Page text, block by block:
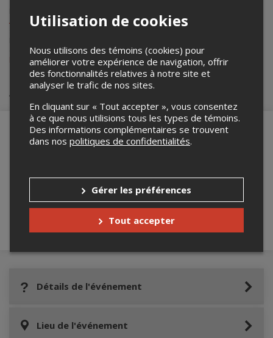
AWE
dans le cadre de l’affichage en ligne et la vente de billets pour
contacter l’organisateur de l’événement,Les Promotions AWE
lutteawe@hotmail.com.
Achat de billets
Détails de l'événement
Lieu de l'événement
Utilisation de cookies
Nous utilisons des témoins (cookies) pour
améliorer votre expérience de navigation, offrir
des fonctionnalités relatives à notre site et
analyser le trafic de nos sites.
En cliquant sur « Tout accepter », vous consentez
à ce que nous utilisions tous les types de témoins.
Des informations complémentaires se trouvent
dans nos politiques de confidentialités.
Gérer les préférences
Tout accepter